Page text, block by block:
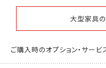
大型家具
ご購入時のオプション・サービ